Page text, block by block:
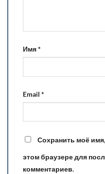
Имя*
Email *
Сохранить моё
этом браузере для
комментариев.